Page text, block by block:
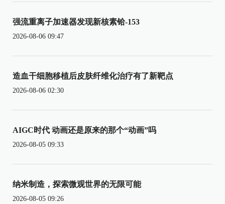
强流重离子加速器发现新核素铪-153
2026-08-06 09:47
造血干细胞移植后皮肤纤维化治疗有了新靶点
2026-08-06 02:30
AIGC时代 动画还是原来的那个“动画”吗
2026-08-05 09:33
纳米制造，探索微观世界的无限可能
2026-08-05 09:26